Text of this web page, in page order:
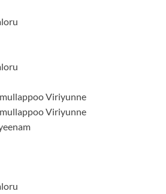
Viriyunne
Viriyunne